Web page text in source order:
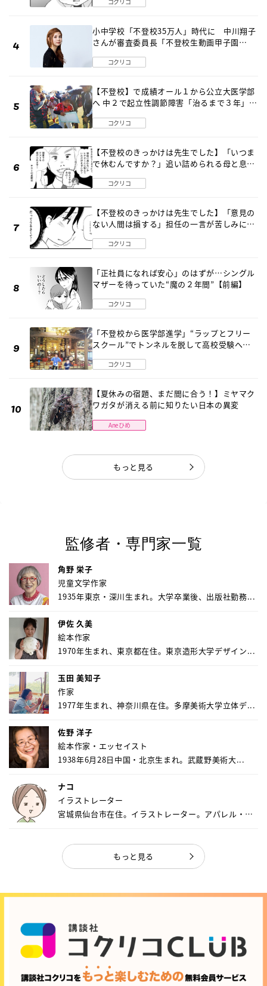
小中学校「不登校35万人」時代に 中川翔子
さんが審査委員長「不登校生動画甲子園
コクリコ
【不登校】で成績オール１から公立大医学部
へ 中２で起立性調節障害「治るまで３年」の
コクリコ
【不登校のきっかけは先生でした】「いつま
で休むんですか？」追い詰められる母と息子
コクリコ
【不登校のきっかけは先生でした】「意見の
ない人間は損する」担任の一言が苦しみに…
コクリコ
「正社員になれば安心」のはずが…シングル
マザーを待っていた“魔の２年間”【前編】
コクリコ
「不登校から医学部進学」“ラップとフリー
スクール”でトンネルを脱して高校受験へ
コクリコ
【夏休みの宿題、まだ間に合う！】ミヤマク
ワガタが消える前に知りたい日本の異変
Aneひめ
もっと見る
監修者・専門家一覧
角野 栄子
児童文学作家
1935年東京・深川生まれ。大学卒業後、出版社勤務...
伊佐 久美
絵本作家
1970年生まれ、東京都在住。東京造形大学デザイン...
玉田 美知子
作家
1977年生まれ、神奈川県在住。多摩美術大学立体デ...
佐野 洋子
絵本作家・エッセイスト
1938年6月28日中国・北京生まれ。武蔵野美術大...
ナコ
イラストレーター
宮城県仙台市在住。イラストレーター。アパレル・キ
もっと見る